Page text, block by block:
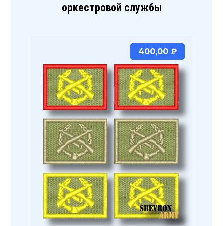
оркестровой службы
400,00 ₽